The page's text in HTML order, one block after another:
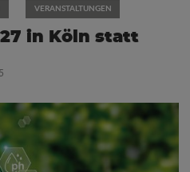
VERANSTALTUNGEN
in Köln statt